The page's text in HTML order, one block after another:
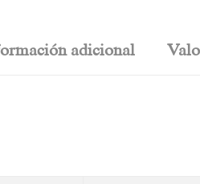
adicional